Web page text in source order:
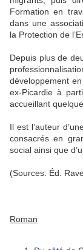
Formation en
dans une
la Protection de
Depuis plus de
développement
ex-Picardie à
accueillant
Il est l’auteur
consacrés en
social ainsi que
(Sources: Éd.
Roman